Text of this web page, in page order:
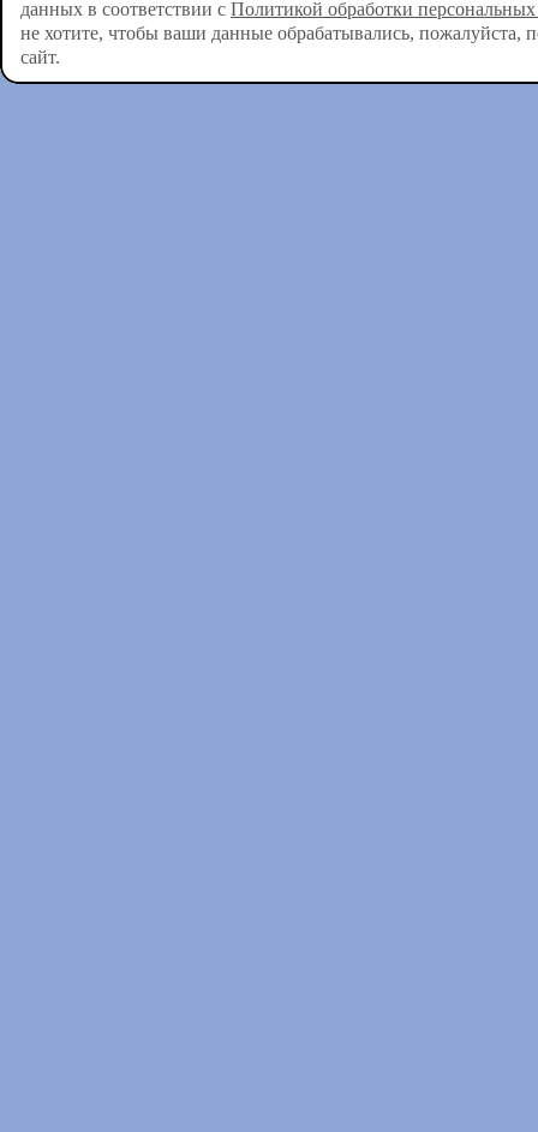
данных в соответствии с Политикой обработки
не хотите, чтобы ваши данные обрабатывались, пожалуйста,
сайт.